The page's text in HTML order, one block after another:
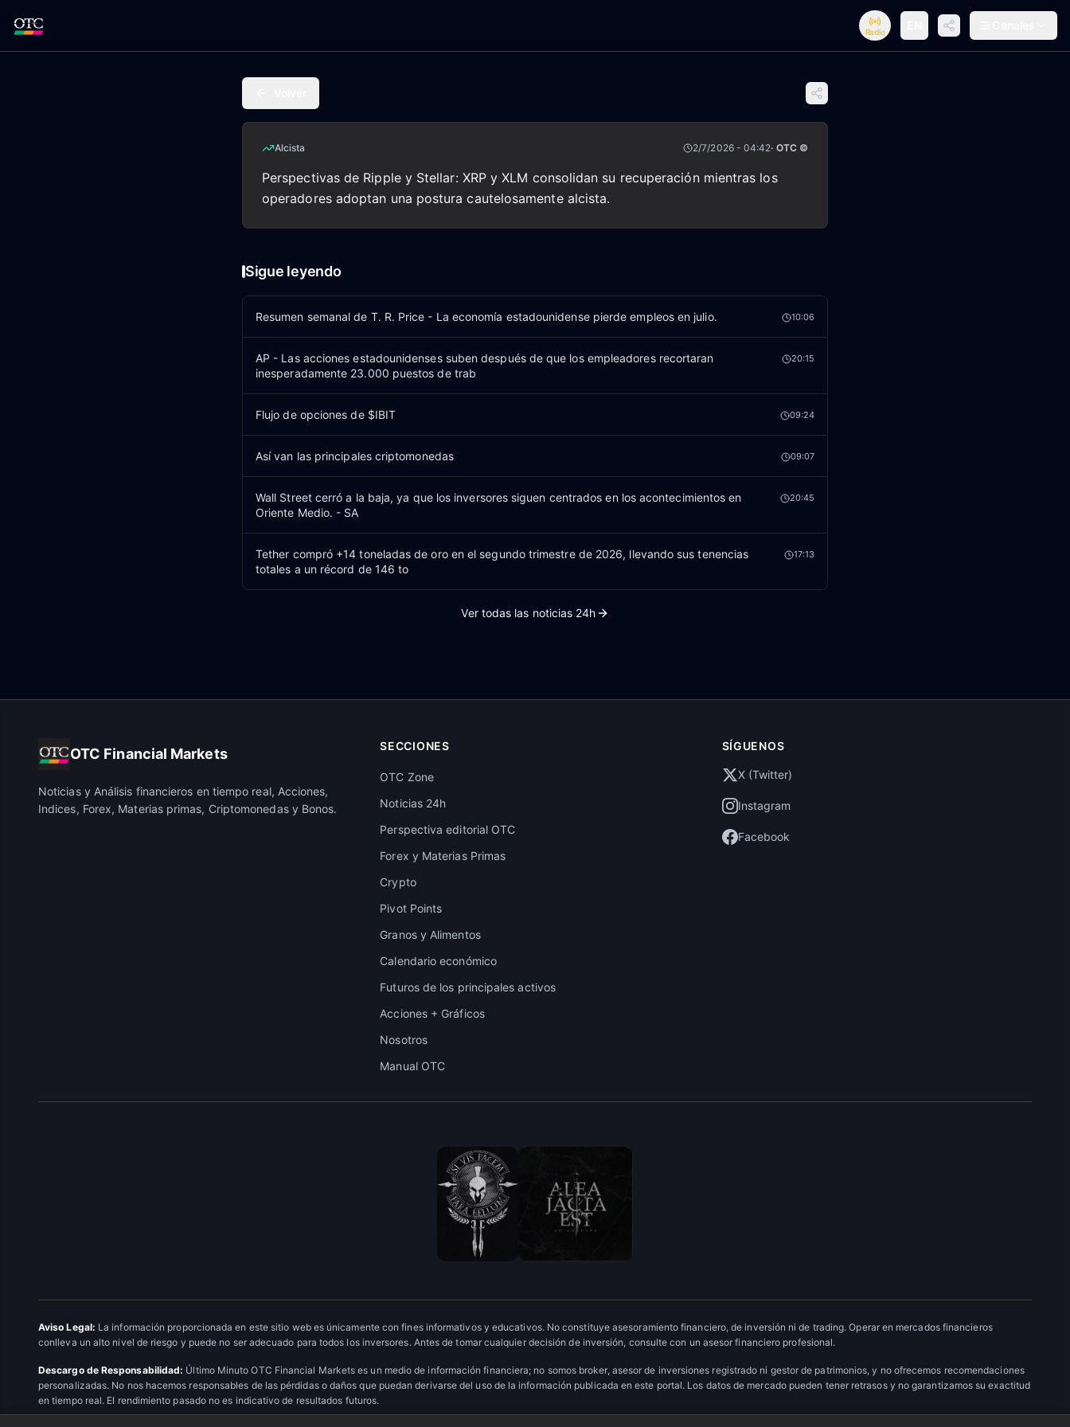
Radio
Alcista 2/7/2026 - 04:42· OTC ©
Perspectivas de Ripple y Stellar: XRP y XLM consolidan su recuperación mientras los
operadores adoptan una postura cautelosamente alcista.
Sigue leyendo
Resumen semanal de T. R. Price - La economía estadounidense pierde empleos en julio. 10:06
AP - Las acciones estadounidenses suben después de que los empleadores recortaran
inesperadamente 23.000 puestos de trab
20:15
Flujo de opciones de $IBIT 09:24
Así van las principales criptomonedas 09:07
Wall Street cerró a la baja, ya que los inversores siguen centrados en los acontecimientos en
Oriente Medio. - SA
20:45
Tether compró +14 toneladas de oro en el segundo trimestre de 2026, llevando sus tenencias
totales a un récord de 146 to
17:13
Ver todas las noticias 24h
OTC Financial Markets
Noticias y Análisis financieros en tiempo real, Acciones,
Indices, Forex, Materias primas, Criptomonedas y Bonos.
SECCIONES
OTC Zone
Noticias 24h
Perspectiva editorial OTC
Forex y Materias Primas
Crypto
Pivot Points
Granos y Alimentos
Calendario económico
Futuros de los principales activos
Acciones + Gráficos
Nosotros
Manual OTC
SÍGUENOS
X (Twitter)
Instagram
Facebook
Aviso Legal: La información proporcionada en este sitio web es únicamente con fines informativos y educativos. No constituye asesoramiento financiero, de inversión ni de trading. Operar en mercados financieros
conlleva un alto nivel de riesgo y puede no ser adecuado para todos los inversores. Antes de tomar cualquier decisión de inversión, consulte con un asesor financiero profesional.
Descargo de Responsabilidad: Último Minuto OTC Financial Markets es un medio de información financiera; no somos broker, asesor de inversiones registrado ni gestor de patrimonios, y no ofrecemos recomendaciones
personalizadas. No nos hacemos responsables de las pérdidas o daños que puedan derivarse del uso de la información publicada en este portal. Los datos de mercado pueden tener retrasos y no garantizamos su exactitud
en tiempo real. El rendimiento pasado no es indicativo de resultados futuros.